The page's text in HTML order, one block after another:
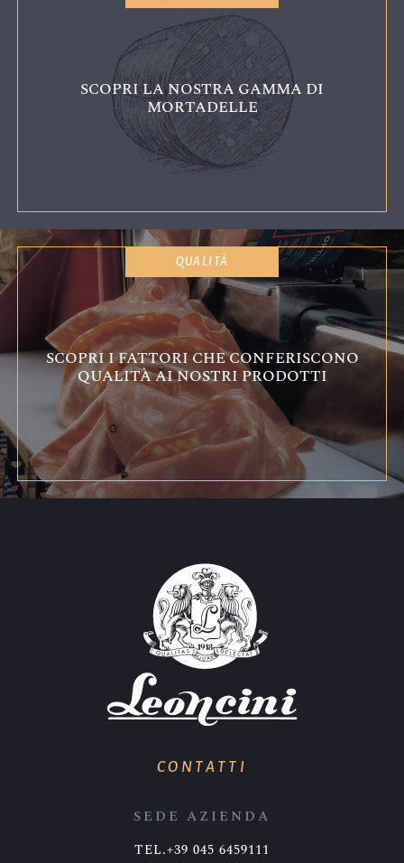
SCOPRI LA NOSTRA GAMMA DI
MORTADELLE
QUALITÀ
SCOPRI I FATTORI CHE CONFERISCONO
QUALITÀ AI NOSTRI PRODOTTI
CONTATTI
SEDE AZIENDA
TEL.+39 045 6459111